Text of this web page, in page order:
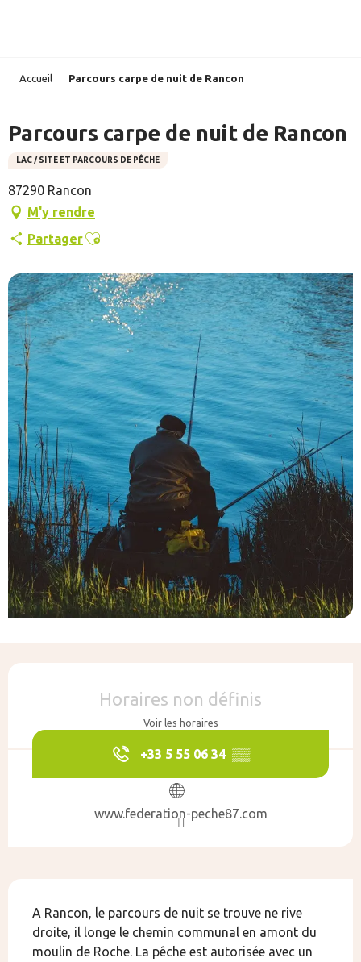
Accueil Parcours carpe de nuit de Rancon
Parcours carpe de nuit de Rancon
LAC / SITE ET PARCOURS DE PÊCHE
87290 Rancon
M'y rendre
PartagerAjouter aux favoris
Horaires non définis
Voir les horaires
+33 5 55 06 34 ▒▒
www.federation-peche87.com
A Rancon, le parcours de nuit se trouve ne rive
droite, il longe le chemin communal en amont du
moulin de Roche. La pêche est autorisée avec un